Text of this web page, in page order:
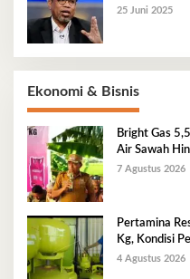
25 Juni 2025
Ekonomi & Bisnis
Bright Gas
Air Sawah
Kg
7 Agustus 2026
Pertamina
Kg, Kondisi
Berlangsung
4 Agustus 2026